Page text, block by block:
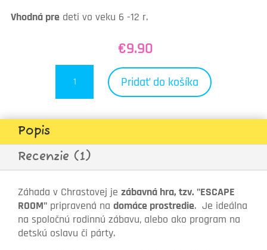
Vhodná pre deti vo veku 6 -12 r.
€9.90
Záhada
v
hra
Pridať do košíka
Popis
Recenzie (1)
Záhada v Chrastovej je zábavná hra, tzv. "ESCAPE
ROOM" pripravená na domáce prostredie. Je ideálna
na spoločnú rodinnú zábavu, alebo ako program na
detskú oslavu či párty.